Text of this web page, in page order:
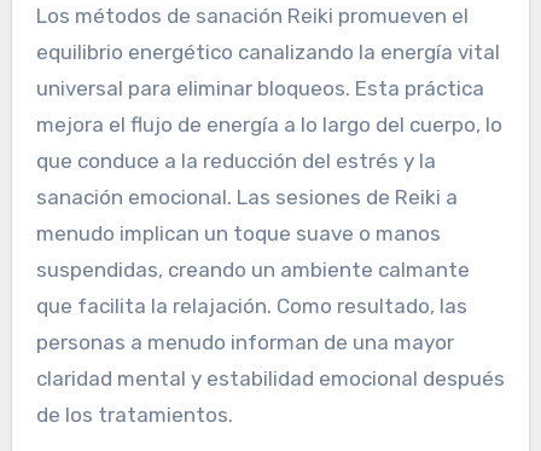
Los métodos de sanación Reiki promueven el
equilibrio energético canalizando la energía vital
universal para eliminar bloqueos. Esta práctica
mejora el flujo de energía a lo largo del cuerpo, lo
que conduce a la reducción del estrés y la
sanación emocional. Las sesiones de Reiki a
menudo implican un toque suave o manos
suspendidas, creando un ambiente calmante
que facilita la relajación. Como resultado, las
personas a menudo informan de una mayor
claridad mental y estabilidad emocional después
de los tratamientos.